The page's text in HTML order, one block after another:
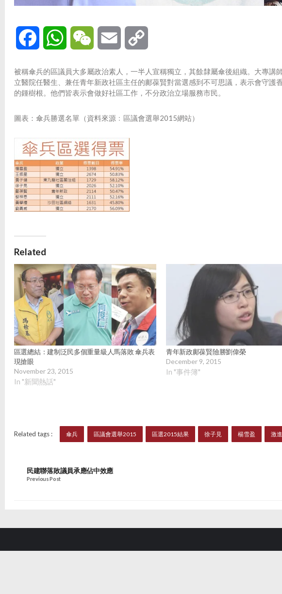
Facebook WhatsAppWeChat Email
被稱傘兵的區議員大多屬政治素人，一半人宣稱獨立，其餘隸屬傘後組織。大專講
立醫院任醫生、兼任青年新政社區主任的鄺葆賢對當選感到不可思議，表示會守
的鍾樹根。他們皆表示會做好社區工作，不分政治立場服務市民。
圖表：傘兵勝選名單（資料來源﹕區議會選舉2015網站）
Related
區選總結：建制泛民多個重量級人馬落敗 傘兵表
現搶眼
November 23, 2015
In "新聞熱話"
青年新政鄺葆賢險勝劉偉榮
December 9, 2015
In "事件簿"
Related tags : 傘兵 區議會選舉2015 區選2015結果 徐子見 楊雪盈 激
民建聯落敗議員承應佔中效應
Previous Post